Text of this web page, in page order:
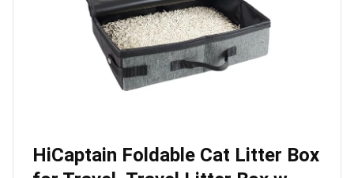
HiCaptain Foldable Cat Litter Box